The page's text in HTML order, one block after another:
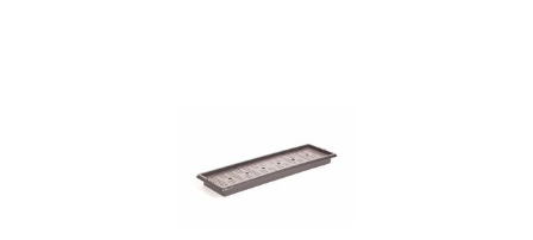
Кашпо балконное La Decoro 50см (10л) Цв....